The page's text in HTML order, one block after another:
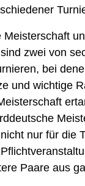
Meisterschaft
zwei von
bei
und wichtige
nur für die
Paare aus